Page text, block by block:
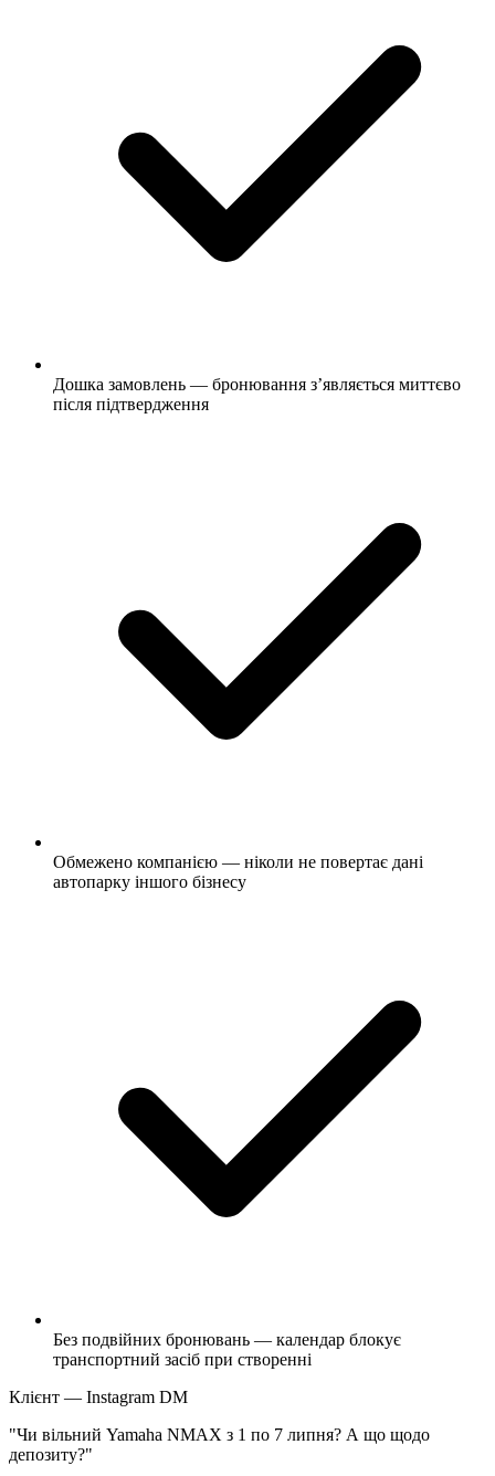
Дошка замовлень — бронювання з’являється миттєво
після підтвердження
Обмежено компанією — ніколи не повертає дані
автопарку іншого бізнесу
Без подвійних бронювань — календар блокує
транспортний засіб при створенні
Клієнт — Instagram DM
"Чи вільний Yamaha NMAX з 1 по 7 липня? А що щодо
депозиту?"